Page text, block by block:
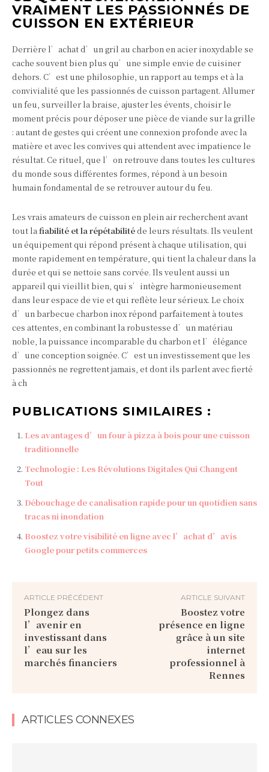
VRAIMENT LES PASSIONNÉS DE
CUISSON EN EXTÉRIEUR
Derrière l’achat d’un gril au charbon en acier inoxydable se
cache souvent bien plus qu’une simple envie de cuisiner
dehors. C’est une philosophie, un rapport au temps et à la
convivialité que les passionnés de cuisson partagent. Allumer
un feu, surveiller la braise, ajuster les évents, choisir le
moment précis pour déposer une pièce de viande sur la grille
: autant de gestes qui créent une connexion profonde avec la
matière et avec les convives qui attendent avec impatience le
résultat. Ce rituel, que l’on retrouve dans toutes les cultures
du monde sous différentes formes, répond à un besoin
humain fondamental de se retrouver autour du feu.
Les vrais amateurs de cuisson en plein air recherchent avant
tout lafiabilité et la répétabilitéde leurs résultats. Ils veulent
un équipement qui répond présent à chaque utilisation, qui
monte rapidement en température, qui tient la chaleur dans la
durée et qui se nettoie sans corvée. Ils veulent aussi un
appareil qui vieillit bien, qui s’intègre harmonieusement
dans leur espace de vie et qui reflète leur sérieux. Le choix
d’un barbecue charbon inox répond parfaitement à toutes
ces attentes, en combinant la robustesse d’un matériau
noble, la puissance incomparable du charbon et l’élégance
d’une conception soignée. C’est un investissement que les
passionnés ne regrettent jamais, et dont ils parlent avec fierté
à ch
PUBLICATIONS SIMILAIRES :
Les avantages d’un four à pizza à bois pour une cuisson
traditionnelle
Technologie : Les Révolutions Digitales Qui Changent
Tout
Débouchage de canalisation rapide pour un quotidien sans
tracas ni inondation
Boostez votre visibilité en ligne avec l’achat d’avis
Google pour petits commerces
ARTICLE PRÉCÉDENT
Plongez dans
l’avenir en
investissant dans
l’eau sur les
marchés financiers
ARTICLE SUIVANT
Boostez votre
présence en ligne
grâce à un site
internet
professionnel à
Rennes
ARTICLES CONNEXES